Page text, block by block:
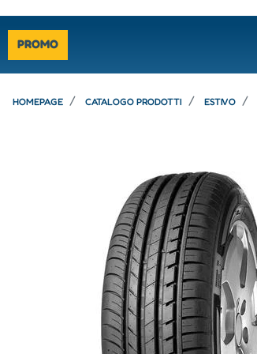
PROMO
HOMEPAGE CATALOGO PRODOTTI ESTIVO